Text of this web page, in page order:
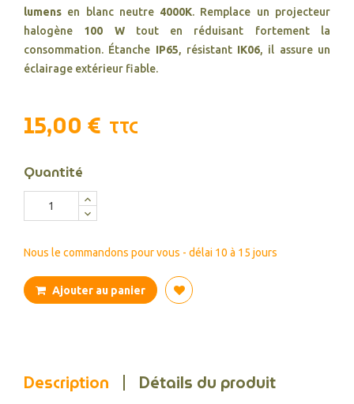
lumens en blanc neutre 4000K. Remplace un projecteur
halogène 100 Wtout en réduisant fortement la
consommation. Étanche IP65, résistant IK06, il assure un
éclairage extérieur fiable.
15,00 € TTC
Quantité
Nous le commandons pour vous - délai 10 à 15 jours
Ajouter au panier
Description Détails du produit